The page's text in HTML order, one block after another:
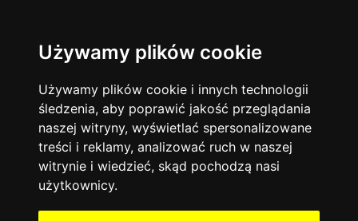
Używamy plików cookie
Używamy plików cookie i innych technologii
śledzenia, aby poprawić jakość przeglądania
naszej witryny, wyświetlać spersonalizowane
treści i reklamy, analizować ruch w naszej
witrynie i wiedzieć, skąd pochodzą nasi
użytkownicy.
Język angielski 13744
Matematyka 12929
Chemia 4886
Język niemiecki 4307
Język polski 3426
Fizyka
Warszawa
Korepetycje
Online
14840
Kraków 7753
Wrocław
Łódź 3513
zakres dni
Wtorek
Środa
Czwartek
Piątek
Sobota
Niedziela
więcej filtrów Filtruj